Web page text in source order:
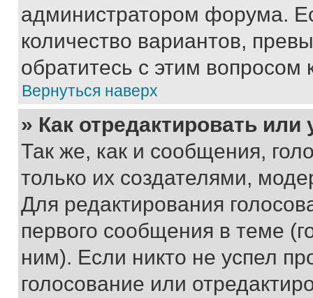
администратором форума.
количество вариантов,
обратитесь с этим вопросом
Вернуться наверх
» Как отредактировать
Так же, как и сообщения,
только их создателями,
Для редактирования
первого сообщения в теме
ним). Если никто не успел
голосование или